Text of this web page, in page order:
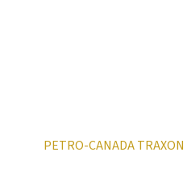
PETRO-CANADA